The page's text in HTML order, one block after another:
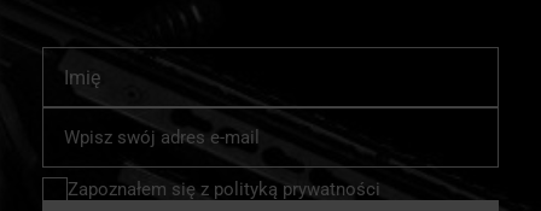
nasz
newsletter:
Zapoznałem się z polityką prywatności